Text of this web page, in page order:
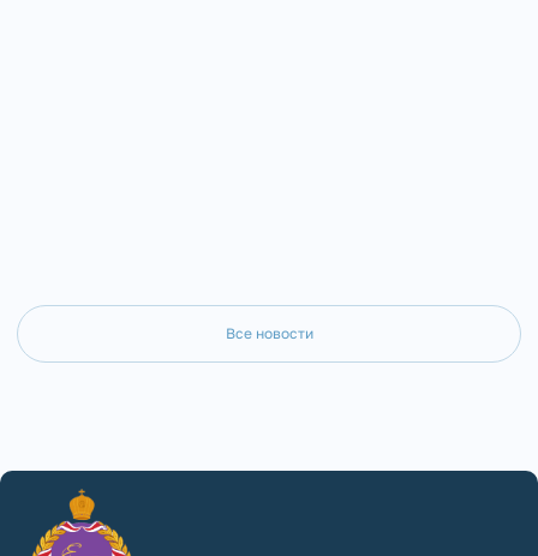
Все новости